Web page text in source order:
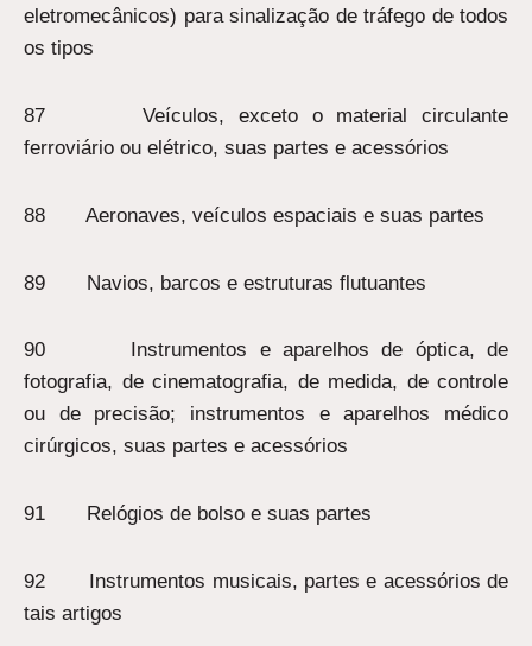
eletromecânicos) para sinalização de tráfego de todos
os tipos
87 Veículos, exceto o material circulante
ferroviário ou elétrico, suas partes e acessórios
88 Aeronaves, veículos espaciais e suas partes
89 Navios, barcos e estruturas flutuantes
90 Instrumentos e aparelhos de óptica, de
fotografia, de cinematografia, de medida, de controle
ou de precisão; instrumentos e aparelhos médico
cirúrgicos, suas partes e acessórios
91 Relógios de bolso e suas partes
92 Instrumentos musicais, partes e acessórios de
tais artigos